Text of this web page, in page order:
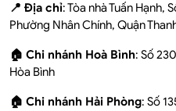
📍 Địa chỉ: Tòa nhà Tuấn Hạnh,
Phường Nhân Chính, Quận
🏠 Chi nhánh Hoà Bình: Số
Hòa Bình
🏠 Chi nhánh Hải Phòng: Số